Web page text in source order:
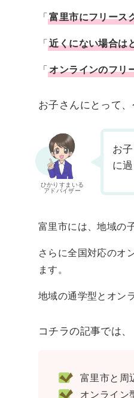
「富里市にフリース
「近くにない場合は
「オンラインのフリ
お子さんにとって
ひかりすまいる
アドバイザー
お
に
富里市には、地域の
さらに全国対応のオ
ます。
地域の通学型とオン
コチラの記事では、
富里市と周
オンライン